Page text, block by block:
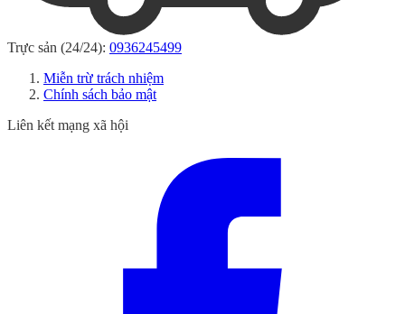
Trực sản (24/24): 0936245499
Miễn trừ trách nhiệm
Chính sách bảo mật
Liên kết mạng xã hội